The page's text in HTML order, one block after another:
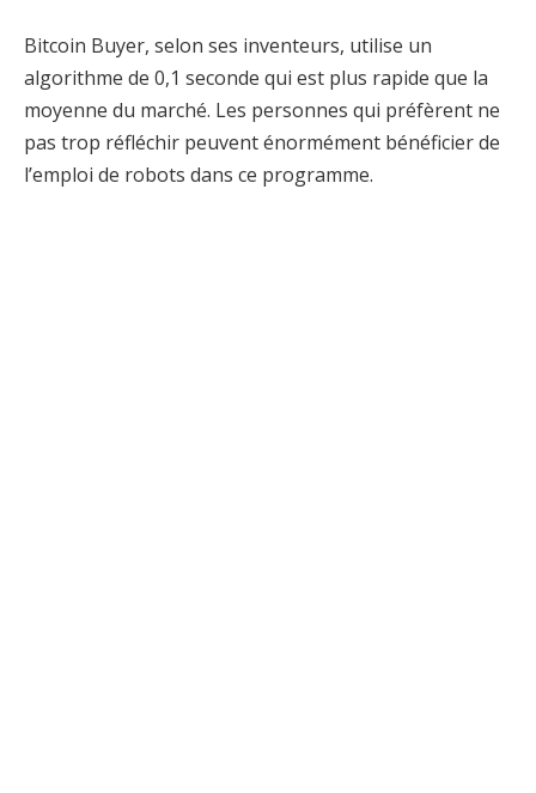
Bitcoin Buyer, selon ses inventeurs, utilise un
algorithme de 0,1 seconde qui est plus rapide que la
moyenne du marché. Les personnes qui préfèrent ne
pas trop réfléchir peuvent énormément bénéficier de
l’emploi de robots dans ce programme.